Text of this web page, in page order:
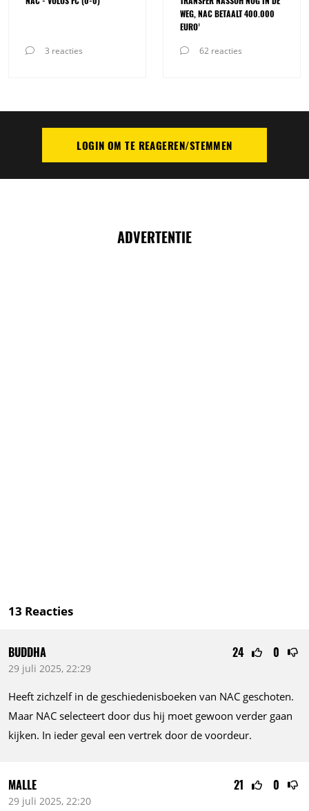
3 reacties
WEG, NAC BETAALT 400.000
EURO’
62 reacties
PLAATS REACTIELOGIN OM TE REAGEREN/STEMMEN
ADVERTENTIE
13 Reacties
24 0
BUDDHA
29 juli 2025, 22:29
Heeft zichzelf in de geschiedenisboeken van NAC geschoten.
Maar NAC selecteert door dus hij moet gewoon verder gaan
kijken. In ieder geval een vertrek door de voordeur.
21 0
MALLE
29 juli 2025, 22:20